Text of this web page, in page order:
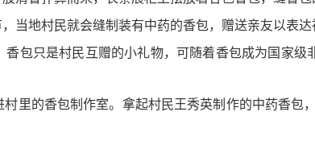
当地村民就会缝制装有中药的香包，赠送亲友以表达
包只是村民互赠的小礼物，可随着香包成为国家级
里的香包制作室。拿起村民王秀英制作的中药香包